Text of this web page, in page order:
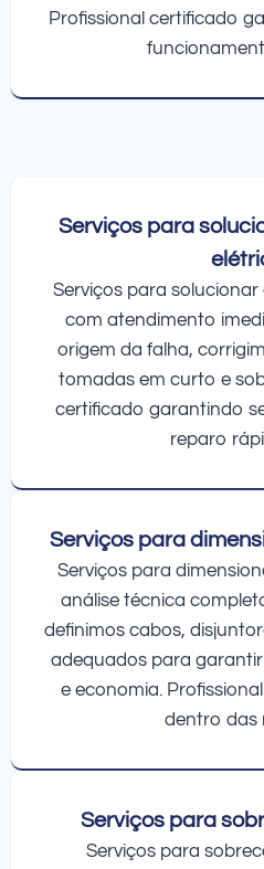
Profissional certificado
Serviços para
Serviços para
com atendimento
origem da falha,
tomadas em curto e
certificado garantindo
reparo
Serviços para
Serviços para
análise técnica
definimos cabos,
adequados para
e economia.
dentro das
Serviços para
Serviços para